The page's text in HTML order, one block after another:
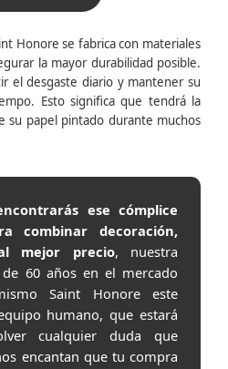
Honore se fabrica con materiales
la mayor durabilidad posible.
el desgaste diario y mantener su
Esto significa que tendrá la
su papel pintado durante muchos
ese cómplice
combinar decoración,
mejor precio, nuestra
60 años en el mercado
Saint Honore este
humano, que estará
cualquier duda que
encantan que tu compra